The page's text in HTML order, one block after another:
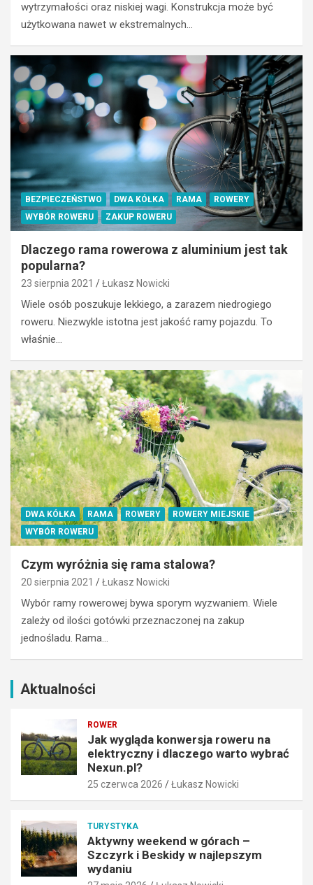
wytrzymałości oraz niskiej wagi. Konstrukcja może być
użytkowana nawet w ekstremalnych…
BEZPIECZEŃSTWO DWA KÓŁKA RAMA
ROWERY
WYBÓR ROWERU
ZAKUP ROWERU
Dlaczego rama rowerowa z aluminium jest tak
popularna?
23 sierpnia 2021 Łukasz Nowicki
Wiele osób poszukuje lekkiego, a zarazem niedrogiego
roweru. Niezwykle istotna jest jakość ramy pojazdu. To
właśnie…
DWA KÓŁKA RAMA ROWERY
ROWERY MIEJSKIE
WYBÓR ROWERU
Czym wyróżnia się rama stalowa?
20 sierpnia 2021 Łukasz Nowicki
Wybór ramy rowerowej bywa sporym wyzwaniem. Wiele
zależy od ilości gotówki przeznaczonej na zakup
jednośladu. Rama…
Aktualności
ROWER
Jak wygląda konwersja roweru na
elektryczny i dlaczego warto wybrać
Nexun.pl?
25 czerwca 2026 Łukasz Nowicki
TURYSTYKA
Aktywny weekend w górach –
Szczyrk i Beskidy w najlepszym
wydaniu
J
a
k
w
y
g
l
d
a
k
o
n
w
e
s
a
w
e
r
u
n
a
e
l
e
k
t
r
y
z
n
y
d
a
z
o
w
a
o
w
y
b
a
TURYSTYKA
A
k
y
w
n
y
w
e
k
e
n
d
w
g
ó
r
a
c
h
–
S
c
z
y
k
B
s
d
y
w
n
j
e
p
s
z